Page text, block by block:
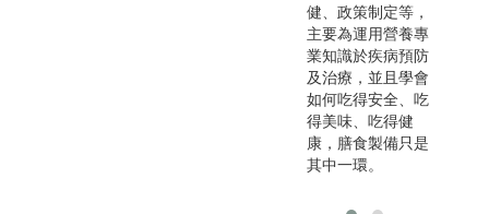
健、政策制定等，
主要為運用營養專
業知識於疾病預防
及治療，並且學會
如何吃得安全、吃
得美味、吃得健
康，膳食製備只是
其中一環。